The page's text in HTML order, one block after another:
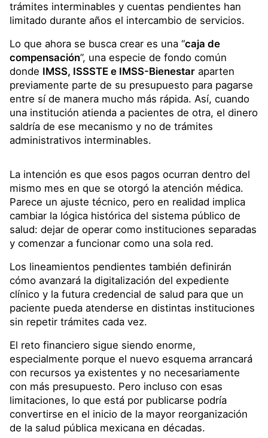
trámites interminables y cuentas pendientes han
limitado durante años el intercambio de servicios.
Lo que ahora se busca crear es una “caja de
compensación”, una especie de fondo común
donde IMSS, ISSSTE e IMSS-Bienestar aparten
previamente parte de su presupuesto para pagarse
entre sí de manera mucho más rápida. Así, cuando
una institución atienda a pacientes de otra, el dinero
saldría de ese mecanismo y no de trámites
administrativos interminables.
La intención es que esos pagos ocurran dentro del
mismo mes en que se otorgó la atención médica.
Parece un ajuste técnico, pero en realidad implica
cambiar la lógica histórica del sistema público de
salud: dejar de operar como instituciones separadas
y comenzar a funcionar como una sola red.
Los lineamientos pendientes también definirán
cómo avanzará la digitalización del expediente
clínico y la futura credencial de salud para que un
paciente pueda atenderse en distintas instituciones
sin repetir trámites cada vez.
El reto financiero sigue siendo enorme,
especialmente porque el nuevo esquema arrancará
con recursos ya existentes y no necesariamente
con más presupuesto. Pero incluso con esas
limitaciones, lo que está por publicarse podría
convertirse en el inicio de la mayor reorganización
de la salud pública mexicana en décadas.